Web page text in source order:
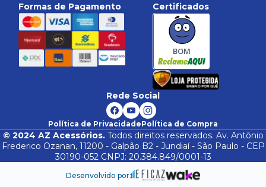
Formas de Pagamento Certificados
BOM
Rede Social
Política de PrivacidadePolítica de Compra
© 2024 AZ Acessórios.Todos direitos reservados. Av. Antônio
Frederico Ozanan, 11200 - Galpão B2 - Jundiaí - São Paulo - CEP
30190-052 CNPJ: 20.384.849/0001-13
Desenvolvido por: